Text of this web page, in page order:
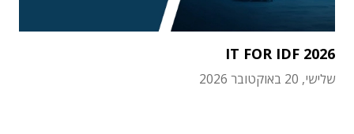
IT FOR IDF 2026
שלישי, 20 באוקטובר 2026